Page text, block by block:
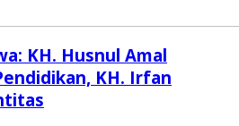
KH. Husnul Amal
KH. Irfan